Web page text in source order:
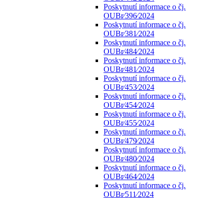
Poskytnutí informace o čj.
OUBr⁄396⁄2024
Poskytnutí informace o čj.
OUBr⁄381⁄2024
Poskytnutí informace o čj.
OUBr⁄484⁄2024
Poskytnutí informace o čj.
OUBr⁄481⁄2024
Poskytnutí informace o čj.
OUBr⁄453⁄2024
Poskytnutí informace o čj.
OUBr⁄454⁄2024
Poskytnutí informace o čj.
OUBr⁄455⁄2024
Poskytnutí informace o čj.
OUBr⁄479⁄2024
Poskytnutí informace o čj.
OUBr⁄480⁄2024
Poskytnutí informace o čj.
OUBr⁄464⁄2024
Poskytnutí informace o čj.
OUBr⁄511⁄2024